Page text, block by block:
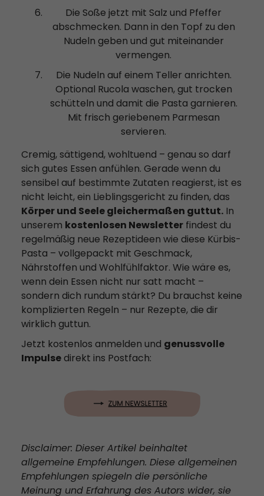
Die Soße jetzt mit Salz und Pfeffer
abschmecken. Dann in den Topf zu den
Nudeln geben und gut miteinander
vermengen.
Die Nudeln auf einem Teller anrichten.
Optional Rucola waschen, gut trocken
schütteln und damit die Pasta garnieren.
Mit frisch geriebenem Parmesan
servieren.
Cremig, sättigend, wohltuend – genau so darf
sich gutes Essen anfühlen. Gerade wenn du
sensibel auf bestimmte Zutaten reagierst, ist es
nicht leicht, ein Lieblingsgericht zu finden, das
Körper und Seele gleichermaßen guttut.In
unserem kostenlosen Newsletterfindest du
regelmäßig neue Rezeptideen wie diese Kürbis-
Pasta – vollgepackt mit Geschmack,
Nährstoffen und Wohlfühlfaktor. Wie wäre es,
wenn dein Essen nicht nur satt macht –
sondern dich rundum stärkt? Du brauchst keine
komplizierten Regeln – nur Rezepte, die dir
wirklich guttun.
Jetzt kostenlos anmelden und genussvolle
Impulsedirekt ins Postfach:
Disclaimer: Dieser Artikel beinhaltet
allgemeine Empfehlungen. Diese allgemeinen
Empfehlungen spiegeln die persönliche
Meinung und Erfahrung des Autors wider, sie